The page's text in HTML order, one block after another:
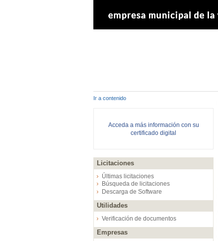
Ir a contenido
Acceda a más información con su
certificado digital
Licitaciones
Últimas licitaciones
Búsqueda de licitaciones
Descarga de Software
Utilidades
Verificación de documentos
Empresas